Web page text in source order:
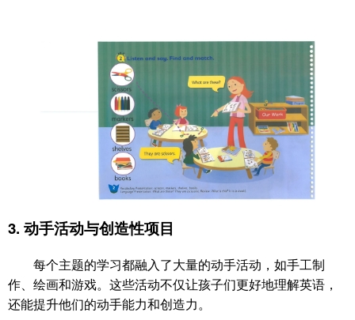
3. 动手活动与创造性项目
每个主题的学习都融入了大量的动手活动，如手工制
作、绘画和游戏。这些活动不仅让孩子们更好地理解英语，
还能提升他们的动手能力和创造力。